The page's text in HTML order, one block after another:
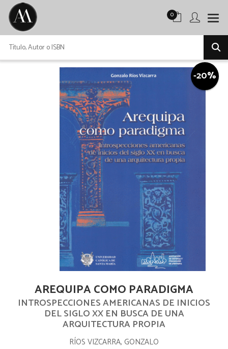
0
-20%
AREQUIPA COMO PARADIGMA
INTROSPECCIONES AMERICANAS DE INICIOS
DEL SIGLO XX EN BUSCA DE UNA
ARQUITECTURA PROPIA
RÍOS VIZCARRA, GONZALO